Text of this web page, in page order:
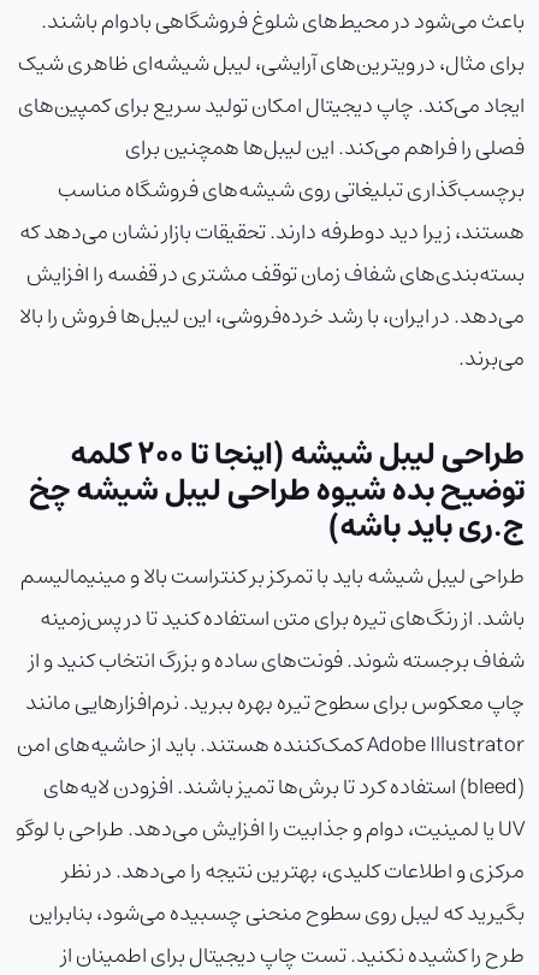
باعث می‌شود در محیط‌های شلوغ فروشگاهی بادوام باشند.
برای مثال، در ویترین‌های آرایشی، لیبل شیشه‌ای ظاهری شیک
ایجاد می‌کند. چاپ دیجیتال امکان تولید سریع برای کمپین‌های
فصلی را فراهم می‌کند. این لیبل‌ها همچنین برای
برچسب‌گذاری تبلیغاتی روی شیشه‌های فروشگاه مناسب
هستند، زیرا دید دوطرفه دارند. تحقیقات بازار نشان می‌دهد که
بسته‌بندی‌های شفاف زمان توقف مشتری در قفسه را افزایش
می‌دهد. در ایران، با رشد خرده‌فروشی، این لیبل‌ها فروش را بالا
می‌برند.
طراحی لیبل شیشه (اینجا تا 200 کلمه
توضیح بده شیوه طراحی لیبل شیشه چخ
ج.ری باید باشه)
طراحی لیبل شیشه باید با تمرکز بر کنتراست بالا و مینیمالیسم
باشد. از رنگ‌های تیره برای متن استفاده کنید تا در پس‌زمینه
شفاف برجسته شوند. فونت‌های ساده و بزرگ انتخاب کنید و از
چاپ معکوس برای سطوح تیره بهره ببرید. نرم‌افزارهایی مانند
Adobe Illustrator کمک‌کننده هستند. باید از حاشیه‌های امن
(bleed) استفاده کرد تا برش‌ها تمیز باشند. افزودن لایه‌های
UV یا لمینیت، دوام و جذابیت را افزایش می‌دهد. طراحی با لوگو
مرکزی و اطلاعات کلیدی، بهترین نتیجه را می‌دهد. در نظر
بگیرید که لیبل روی سطوح منحنی چسبیده می‌شود، بنابراین
طرح را کشیده نکنید. تست چاپ دیجیتال برای اطمینان از